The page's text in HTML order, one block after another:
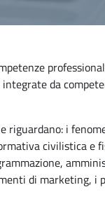
da
riguardano: i
civilistica e
di marketing, i